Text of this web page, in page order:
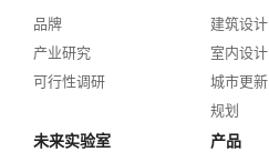
品牌
产业研究
可行性调研
建筑设计
室内设计
城市更新
规划
未来实验室 产品